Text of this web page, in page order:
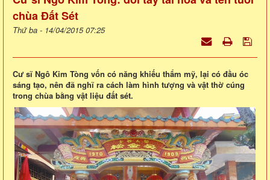
chùa Đất Sét
Thứ ba - 14/04/2015 07:25
Cư sĩ Ngô Kim Tòng vốn có năng khiếu thẩm mỹ, lại có đầu óc
sáng tạo, nên đã nghĩ ra cách làm hình tượng và vật thờ cúng
trong chùa bằng vật liệu đất sét.